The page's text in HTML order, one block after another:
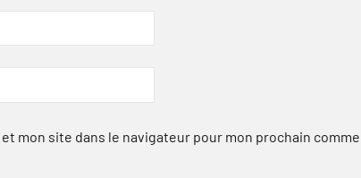
mon site dans le navigateur pour mon prochain